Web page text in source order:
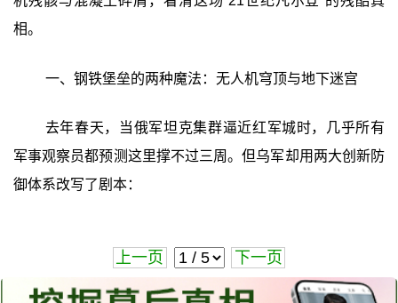
相。
一、钢铁堡垒的两种魔法：无人机穹顶与地下迷宫
去年春天，当俄军坦克集群逼近红军城时，几乎所有
军事观察员都预测这里撑不过三周。但乌军却用两大创新防
御体系改写了剧本：
上一页 下一页